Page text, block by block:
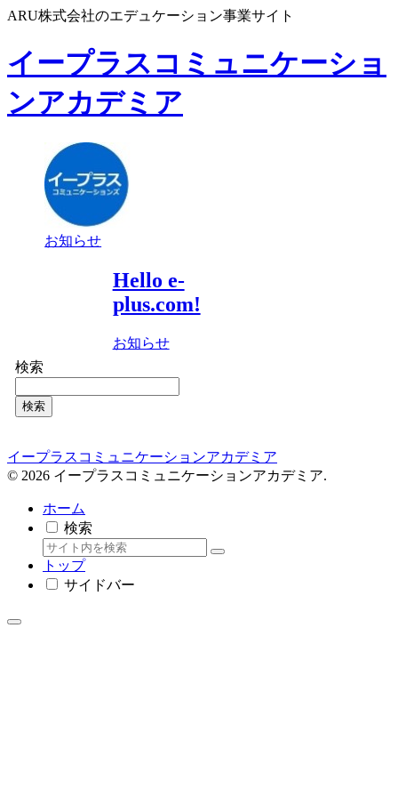
ARU株式会社のエデュケーション事業サイト
イープラスコミュニケーショ
ンアカデミア
お知らせ
Hello e-
plus.com!
お知らせ
検索
検索
イープラスコミュニケーションアカデミア
© 2026 イープラスコミュニケーションアカデミア.
ホーム
検索
トップ
サイドバー